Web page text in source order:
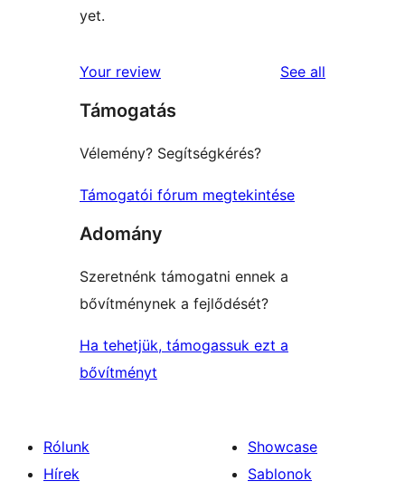
yet.
Your review See all
Támogatás
Vélemény? Segítségkérés?
Támogatói fórum megtekintése
Adomány
Szeretnénk támogatni ennek a
bővítménynek a fejlődését?
Ha tehetjük, támogassuk ezt a
bővítményt
Rólunk
Hírek
Showcase
Sablonok